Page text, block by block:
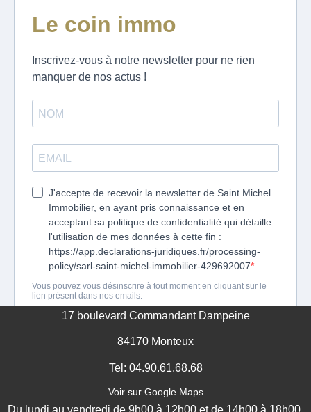
17 boulevard Commandant Dampeine
84170 Monteux
Tel: 04.90.61.68.68
Voir sur Google Maps